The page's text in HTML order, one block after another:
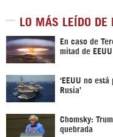
LO MÁS LEÍDO DE
En caso de
mitad de EEUU
‘EEUU no
Rusia’
Chomsky:
quebrada